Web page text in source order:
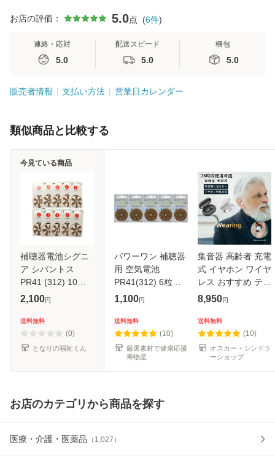
お店の評価： 5.0点 (6件)
連絡・応対
5.0
配送スピード
5.0
梱包
5.0
販売者情報 支払い方法 営業日カレンダー
類似商品と比較する
補聴器電池シグニ
ア シバントス
PR41 (312) 10パ
ック 茶 空気電池
種対応 補聴器 電池
2,100円
送料無料
(0)
となりの福祉くん
今見ている商品
パワーワン 補聴器
用 空気電池
PR41(312) 6粒入
り×5シートセット
門店から発送 使用
期限が長い
1,100円
送料無料
(10)
厳選素材で健康応援
寿物産
集音器 高齢者 充電
式 イヤホン ワイヤ
レス おすすめ テレ
ビ 日本語説明書付
28時間使用可能 使
いやすい 便利 高品
質チ
8,950円
送料無料
(10)
オスカー・シンドラ
ーショップ
お店のカテゴリから商品を探す
医療・介護・医薬品 （ 1,027 ）